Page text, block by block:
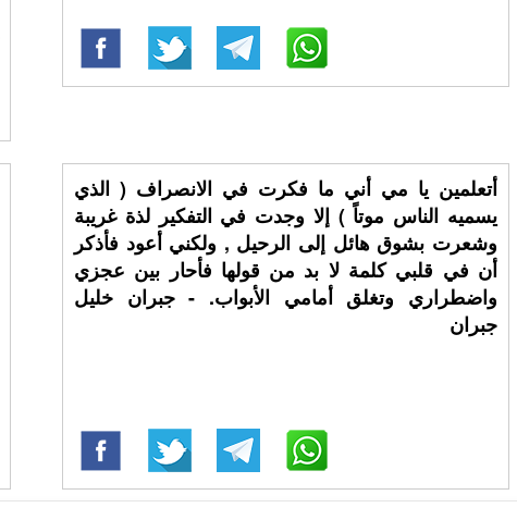
أتعلمين يا مي أني ما فكرت في الانصراف ( الذي
يسميه الناس موتاً ) إلا وجدت في التفكير لذة غريبة
وشعرت بشوق هائل إلى الرحيل , ولكني أعود فأذكر
أن في قلبي كلمة لا بد من قولها فأحار بين عجزي
واضطراري وتغلق أمامي الأبواب. - جبران خليل
جبران